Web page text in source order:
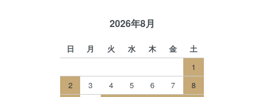
2026年8月
日 月 火 水 木 金
土
1
2
3 4 5 6 7
8